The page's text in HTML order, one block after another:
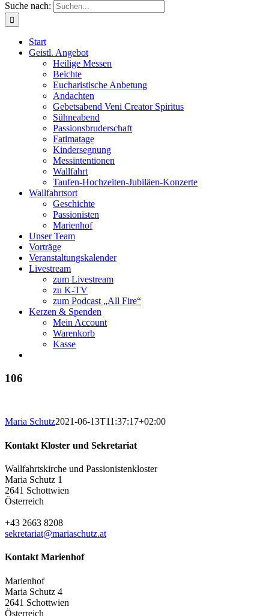
Suche nach:
Start
Geistl. Angebot
Heilige Messen
Beichte
Eucharistische Anbetung
Andachten
Gebetsabend Veni Creator Spiritus
Sühneabend
Passionsbruderschaft
Fatimatage
Kindersegnung
Messintentionen
Wallfahrt
Taufen-Hochzeiten-Jubiläen-Konzerte
Wallfahrtsort
Geschichte
Passionisten
Marienhof
Unser Team
Vorträge
Veranstaltungskalender
Livestream
zum Livestream
zu K-TV
zum Podcast „All Fire“
Kerzen & Spenden
Mein Account
Warenkorb
Kasse
106
Maria Schutz2021-06-13T11:37:17+02:00
Kontakt Kloster und Sekretariat
Wallfahrtskirche und Passionistenkloster
Maria Schutz 1
2641 Schottwien
Österreich
+43 2663 8208
sekretariat@mariaschutz.at
Kontakt Marienhof
Marienhof
Maria Schutz 4
2641 Schottwien
Österreich